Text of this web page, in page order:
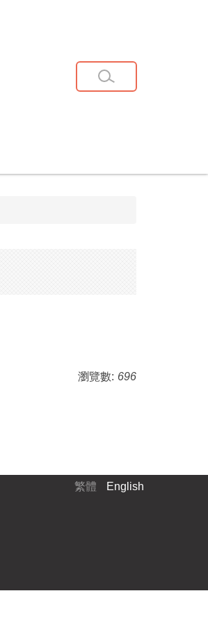
瀏覽數: 696
繁體 English